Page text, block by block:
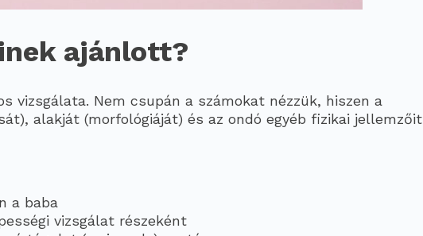
ajánlott?
vizsgálata. Nem csupán a számokat nézzük, hiszen a
alakját (morfológiáját) és az ondó egyéb fizikai jellemzőit
a baba
vizsgálat részeként